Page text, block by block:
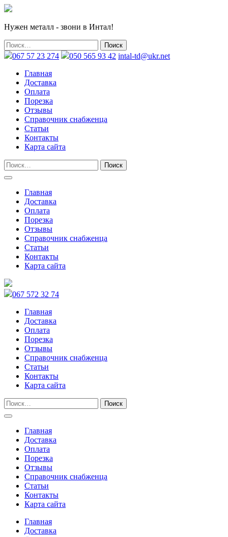
Нужен металл - звони в Интал!
067 57 23 274 050 565 93 42 intal-td@ukr.net
Главная
Доставка
Оплата
Порезка
Отзывы
Справочник снабженца
Статьи
Контакты
Карта сайта
Главная
Доставка
Оплата
Порезка
Отзывы
Справочник снабженца
Статьи
Контакты
Карта сайта
067 572 32 74
Главная
Доставка
Оплата
Порезка
Отзывы
Справочник снабженца
Статьи
Контакты
Карта сайта
Главная
Доставка
Оплата
Порезка
Отзывы
Справочник снабженца
Статьи
Контакты
Карта сайта
Главная
Доставка